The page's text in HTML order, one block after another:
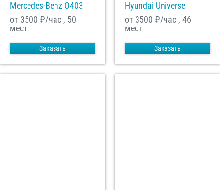
Mercedes-Benz О403
от 3500 ₽/час , 50
мест
Заказать
Hyundai Universe
от 3500 ₽/час , 46
мест
Заказать